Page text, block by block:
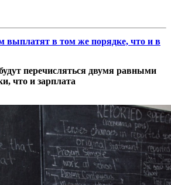
выплатят в том же порядке, что и в
перечисляться двумя равными
что и зарплата